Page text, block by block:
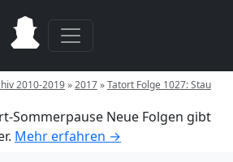
2010-2019»2017»Tatort Folge 1027: Stau
Sommerpause Neue Folgen gibt
Mehr erfahren →